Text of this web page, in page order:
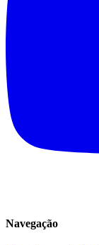
Navegação